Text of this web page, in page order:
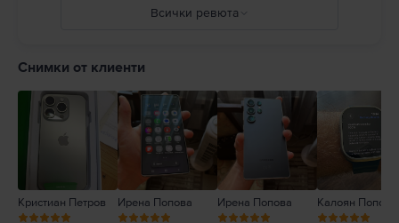
Всички ревюта
Снимки от клиенти
Кристиан Петров Ирена Попова Ирена Попова Калоян Попов